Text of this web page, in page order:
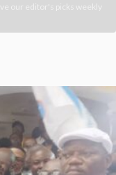
our editor's picks weekly